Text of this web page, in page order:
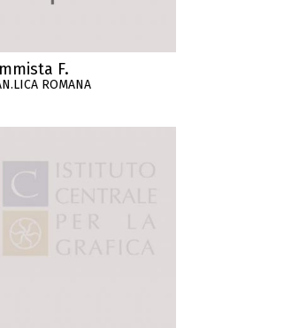
F.
ROMANA